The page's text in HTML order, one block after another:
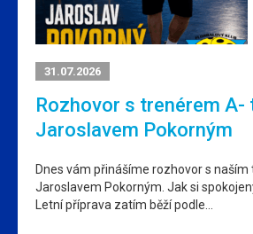
31.07.2026
Rozhovor s trenérem A-
Jaroslavem Pokorným
Dnes vám přinášíme rozhovor s
Jaroslavem Pokorným. Jak si
Letní příprava zatím běží podle…